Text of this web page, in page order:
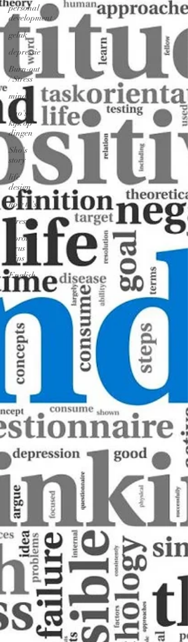
personal
development
geluk
depressie
Burn-out
/ Stress
mind
Sho's
kijk op
dingen
Sho's
story
life
design
how to's
Stress
Corona-
virus
Tips
English